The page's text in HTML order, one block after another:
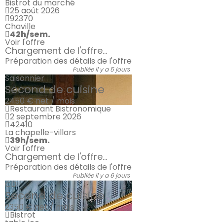
Bistrot du marché
25 août 2026
92370
Chaville
42h/sem.
Voir l'offre
Chargement de l'offre...
Préparation des détails de l'offre
Publiée il y a 5 jours
Saisonnier
Second de cuisine
2450 €net / mois
Restaurant Bistronomique
2 septembre 2026
42410
La chapelle-villars
39h/sem.
Voir l'offre
Chargement de l'offre...
Préparation des détails de l'offre
Publiée il y a 6 jours
CDI
Second de cuisine
2350 €net / mois
Bistrot